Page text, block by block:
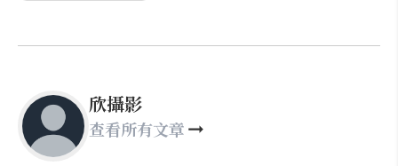
欣攝影
查看所有文章